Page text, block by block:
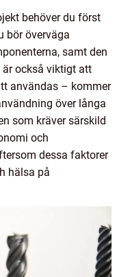
behöver du först
bör överväga
samt den
också viktigt att
användas – kommer
över långa
som kräver särskild
och
dessa faktorer
hälsa på